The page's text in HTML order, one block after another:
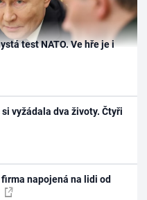
test NATO. Ve hře je i
vyžádala dva životy. Čtyři
napojená na lidi od